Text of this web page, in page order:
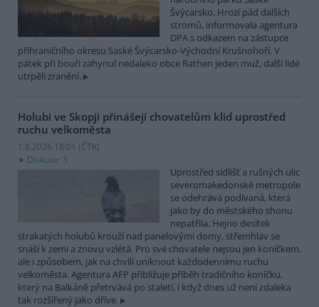
Švýcarsko. Hrozí pád dalších
stromů, informovala agentura
DPA s odkazem na zástupce
příhraničního okresu Saské Švýcarsko-Východní Krušnohoří. V
pátek při bouři zahynul nedaleko obce Rathen jeden muž, další lidé
utrpěli zranění.
Holubi ve Skopji přinášejí chovatelům klid uprostřed
ruchu velkoměsta
1.8.2026 18:01 (ČTK)
Diskuse: 3
Uprostřed sídlišť a rušných ulic
severomakedonské metropole
se odehrává podívaná, která
jako by do městského shonu
nepatřila. Hejno desítek
strakatých holubů krouží nad panelovými domy, střemhlav se
snáší k zemi a znovu vzlétá. Pro své chovatele nejsou jen koníčkem,
ale i způsobem, jak na chvíli uniknout každodennímu ruchu
velkoměsta. Agentura AFP přibližuje příběh tradičního koníčku,
který na Balkáně přetrvává po staletí, i když dnes už není zdaleka
tak rozšířený jako dříve.